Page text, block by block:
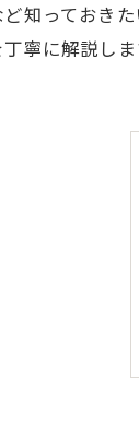
知っておき
寧に解説し